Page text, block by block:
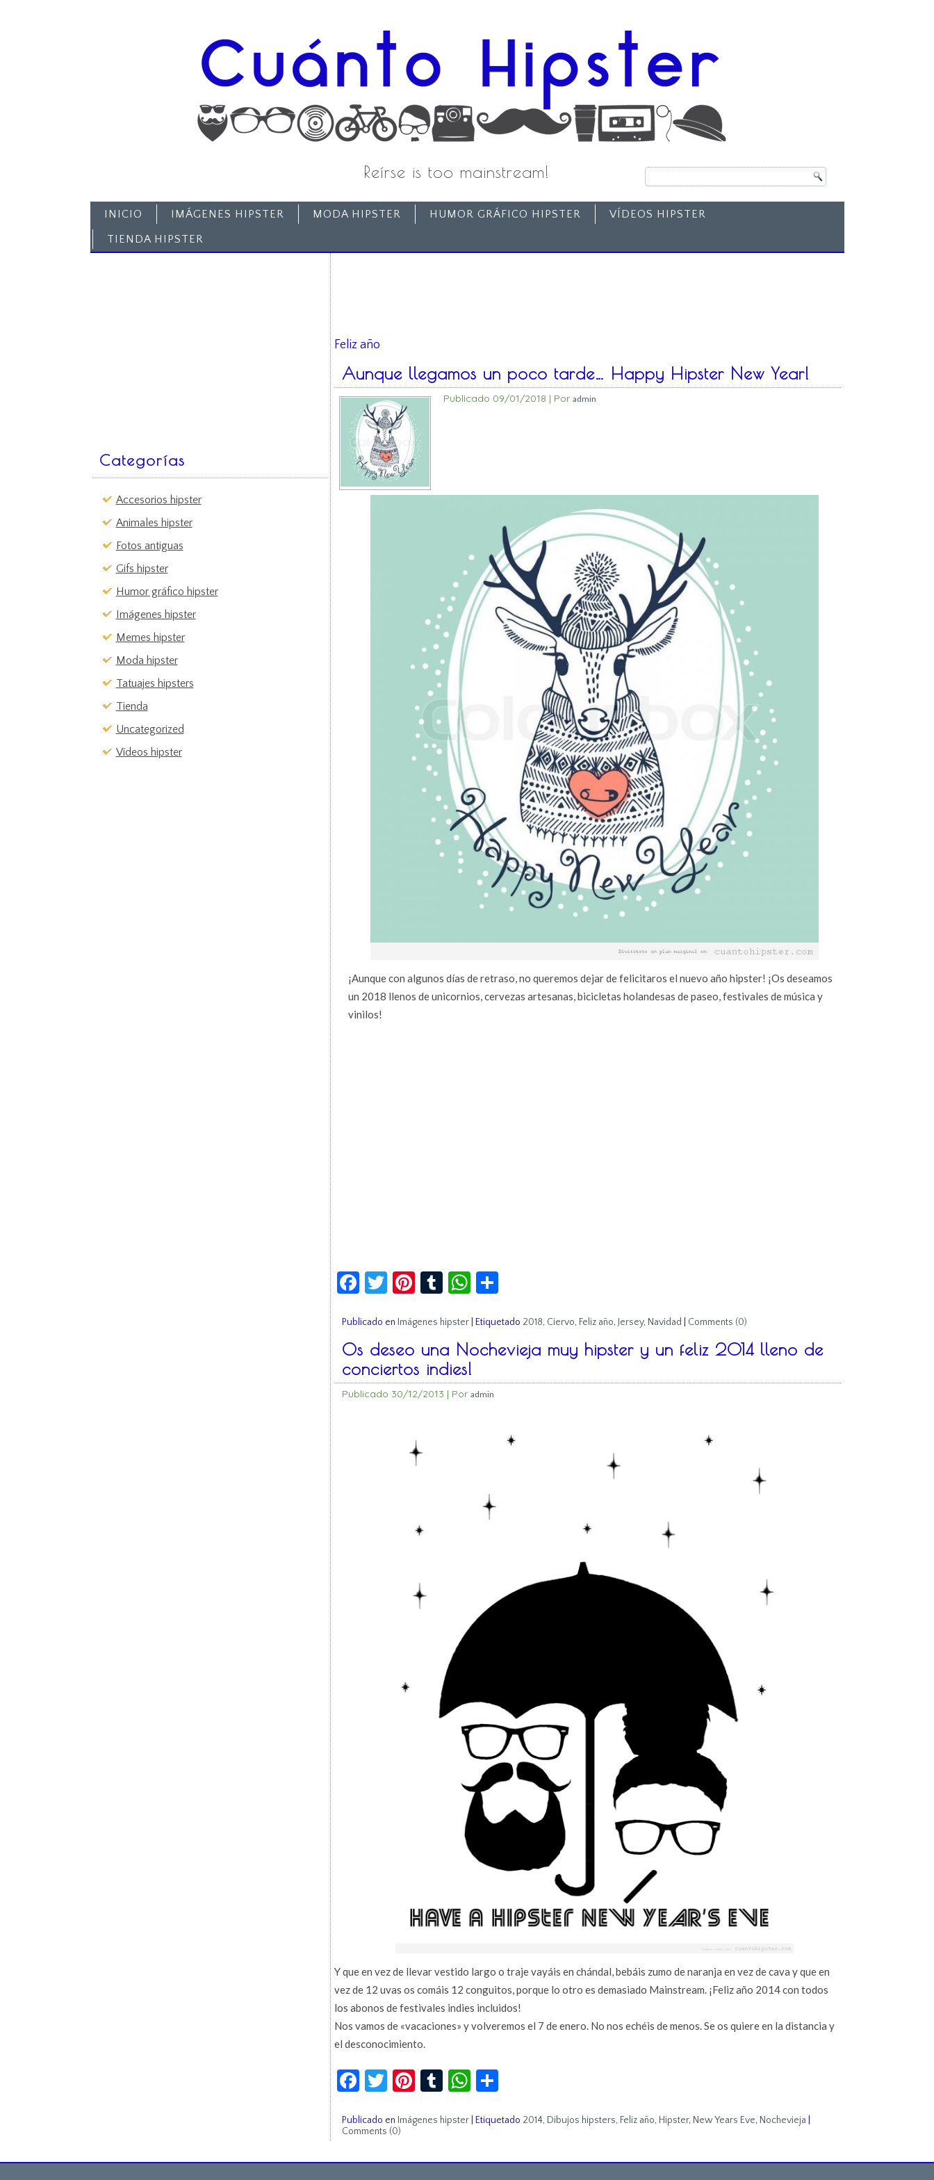
Reírse is too mainstream!
INICIO IMÁGENES HIPSTER MODA HIPSTER HUMOR GRÁFICO HIPSTER
VÍDEOS HIPSTER
TIENDA HIPSTER
Categorías
Accesorios hipster
Animales hipster
Fotos antiguas
Gifs hipster
Humor gráfico hipster
Imágenes hipster
Memes hipster
Moda hipster
Tatuajes hipsters
Tienda
Uncategorized
Vídeos hipster
Feliz año
Aunque llegamos un poco tarde… Happy Hipster New Year!
Publicado 09/01/2018 | Por admin
¡Aunque con algunos días de retraso, no queremos dejar de felicitaros el nuevo año hipster! ¡Os deseamos
un 2018 llenos de unicornios, cervezas artesanas, bicicletas holandesas de paseo, festivales de música y
vinilos!
Facebook
Twitter
Pinterest
TumblrWhatsApp
Compartir
Publicado en Imágenes hipster| Etiquetado 2018, Ciervo, Feliz año, Jersey, Navidad Comments (0)
Os deseo una Nochevieja muy hipster y un feliz 2014 lleno de
conciertos indies!
Publicado 30/12/2013 | Por admin
Y que en vez de llevar vestido largo o traje vayáis en chándal, bebáis zumo de naranja en vez de cava y que en
vez de 12 uvas os comáis 12 conguitos, porque lo otro es demasiado Mainstream. ¡Feliz año 2014 con todos
los abonos de festivales indies incluidos!
Nos vamos de «vacaciones» y volveremos el 7 de enero. No nos echéis de menos. Se os quiere en la distancia y
el desconocimiento.
Facebook
Twitter
Pinterest
TumblrWhatsApp
Compartir
Publicado en Imágenes hipster| Etiquetado 2014, Dibujos hipsters, Feliz año, Hipster, New Years Eve, Nochevieja
Comments (0)